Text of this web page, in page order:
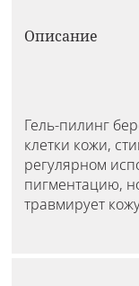
Описание
Гель-пилинг
клетки кожи,
регулярном
пигментацию,
травмирует